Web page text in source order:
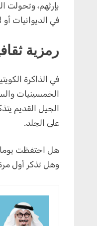
بإرثهم، وتحولت
في الديوانيات أو
رمزية
في الذاكرة
الخمسينيات
الجيل القديم
على الجلد.
هل احتفظت
وهل تذكر أول